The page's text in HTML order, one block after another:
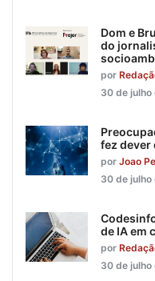
Dom e
do
por
30 de julho
fez dever
por Joao
30 de julho
de IA em
por
30 de julho